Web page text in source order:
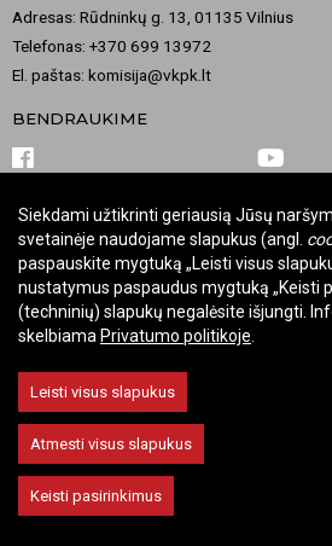
Adresas: Rūdninkų g. 13, 01135 Vilnius
Telefonas: +370 699 13972
El. paštas: komisija@vkpk.lt
BENDRAUKIME
© 2026 Valstybinė kultūros paveldo komisija.
Keisti slapukų nustatymus
Siekdami užtikrinti geriausią Jūsų
svetainėje naudojame slapukus (angl.
paspauskite mygtuką „Leisti visus
nustatymus paspaudus mygtuką „Keisti
(techninių) slapukų negalėsite išjungti.
skelbiama Privatumo politikoje
Leisti visus slapukus
Atmesti visus slapukus
Keisti pasirinkimus